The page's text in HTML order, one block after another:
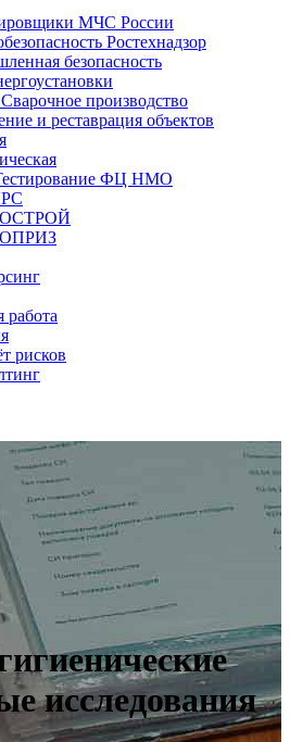
МЧС России
Ростехнадзор
безопасность
производство
и реставрация объектов
ФЦ НМО
работа
рисков
исследования